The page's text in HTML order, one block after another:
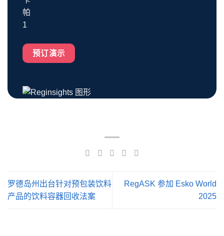
预订演示
罗德岛州出台针对预包装饮料
产品的饮料容器回收法案
RegASK 参加 Esko World
2025